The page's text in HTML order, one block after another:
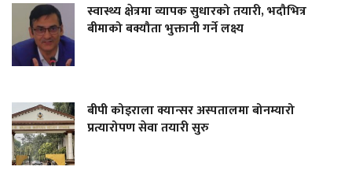
स्वास्थ्य क्षेत्रमा व्यापक सुधारको तयारी, भदौभित्र
बीमाको बक्यौता भुक्तानी गर्ने लक्ष्य
बीपी कोइराला क्यान्सर अस्पतालमा बोनम्यारो
प्रत्यारोपण सेवा तयारी सुरु